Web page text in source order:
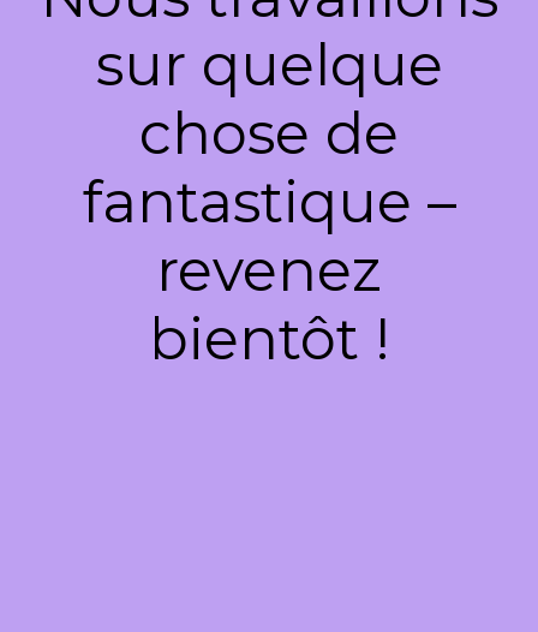
sur quelque
chose de
fantastique –
revenez
bientôt !